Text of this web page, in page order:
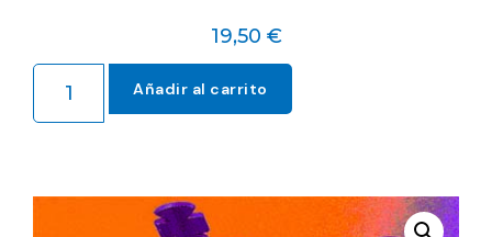
19,50 €
Añadir al carrito